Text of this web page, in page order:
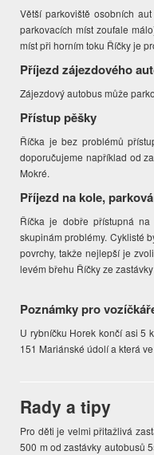
Větší parkoviště osobních
parkovacích míst zoufale
míst při horním toku Říčky je
Příjezd zájezdového
Zájezdový autobus může
Přístup pěšky
Říčka je bez problémů
doporučujeme například od
Mokré.
Příjezd na kole,
Říčka je dobře přístupná
skupinám problémy. Cyklisté
povrchy, takže nejlepší je
levém břehu Říčky ze
Poznámky pro
U rybníčku Horek končí asi 5
151 Mariánské údolí a která
Rady a tipy
Pro děti je velmi přitažlivá
500 m od zastávky autobusů